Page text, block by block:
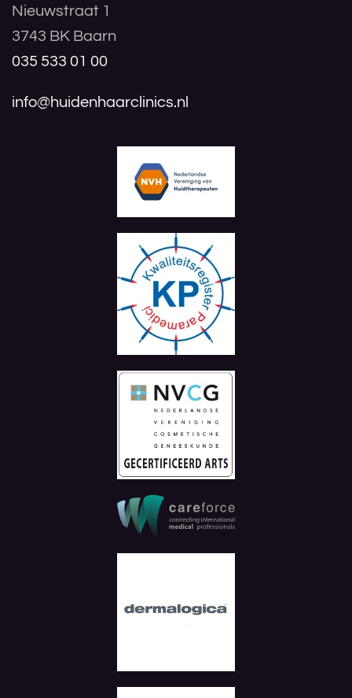
Nieuwstraat 1
3743 BK Baarn
035 533 01 00
info@huidenhaarclinics.nl